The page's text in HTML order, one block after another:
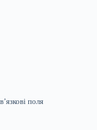
поля